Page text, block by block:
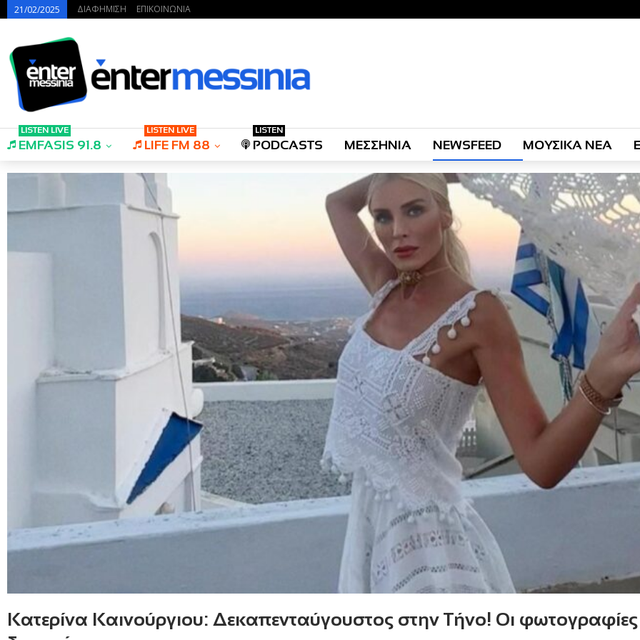
21/02/2025 ΔΙΑΦΗΜΙΣΗ ΕΠΙΚΟΙΝΩΝΙΑ
EMFASIS 91.8
LISTEN LIVE
LIFE FM 88
LISTEN LIVE
PODCASTS
LISTEN
ΜΕΣΣΗΝΙΑ NEWSFEED ΜΟΥΣΙΚΑ ΝΕΑ
Κατερίνα Καινούργιου: Δεκαπενταύγουστος στην Τήνο! Οι